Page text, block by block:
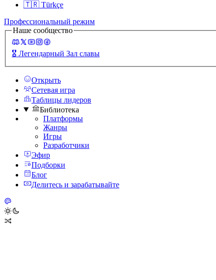
🇹🇷 Türkçe
Профессиональный режим
Наше сообщество
🎖️ Легендарный Зал славы
Открыть
Сетевая игра
Таблицы лидеров
Библиотека
Платформы
Жанры
Игры
Разработчики
Эфир
Подборки
Блог
Делитесь и зарабатывайте